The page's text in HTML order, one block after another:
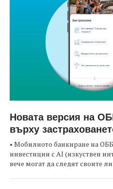
Новата версия на
върху
• Мобилното банкиране на
инвестиции с AI (изкуствен
вече могат да следят своите